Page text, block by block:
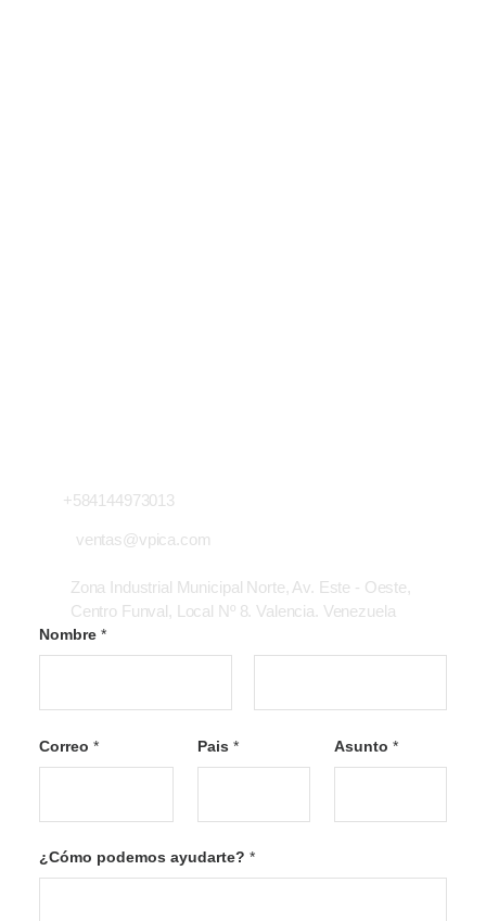
+584144973013
ventas@vpica.com
Zona Industrial Municipal Norte, Av. Este - Oeste,
Centro Funval, Local Nº 8. Valencia. Venezuela
Nombre *
r
s
t
Correo * Pais * Asunto *
¿Cómo podemos ayudarte? *